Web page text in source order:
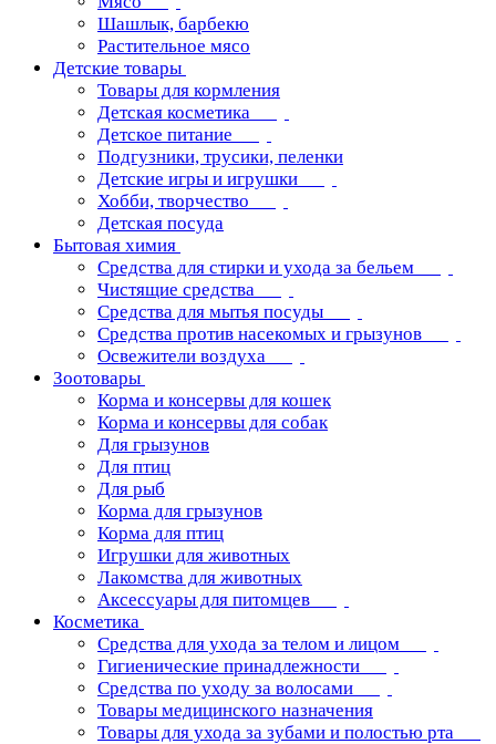
Шашлык, барбекю
Растительное мясо
Детские товары
Товары для кормления
Детская косметика
Детское питание
Подгузники, трусики, пеленки
Детские игры и игрушки
Хобби, творчество
Детская посуда
Бытовая химия
Средства для стирки и ухода за бельем
Чистящие средства
Средства для мытья посуды
Средства против насекомых и грызунов
Освежители воздуха
Зоотовары
Корма и консервы для кошек
Корма и консервы для собак
Для грызунов
Для птиц
Для рыб
Корма для грызунов
Корма для птиц
Игрушки для животных
Лакомства для животных
Аксессуары для питомцев
Косметика
Средства для ухода за телом и лицом
Гигиенические принадлежности
Средства по уходу за волосами
Товары медицинского назначения
Товары для ухода за зубами и полостью рта